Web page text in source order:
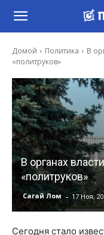
Домой Политика
В
«политруков»
В органах
«политруков»
Сагай Лом - 17 Ноя,
Сегодня стало